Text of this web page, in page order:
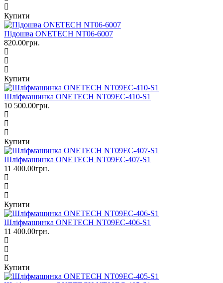
Купити
Підошва ONETECH NT06-6007
820.00грн.
Купити
Шліфмашинка ONETECH NT09EC-410-S1
10 500.00грн.
Купити
Шліфмашинка ONETECH NT09EC-407-S1
11 400.00грн.
Купити
Шліфмашинка ONETECH NT09EC-406-S1
11 400.00грн.
Купити